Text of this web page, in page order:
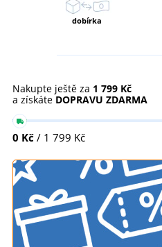
dobírka
Nakupte ještě za 1 799 Kč
a získáte DOPRAVU ZDARMA
0 Kč / 1 799 Kč